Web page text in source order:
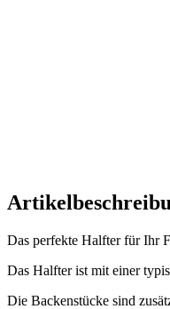
Das perfekte Halfter für Ihr
Das Halfter ist mit einer
Die Backenstücke sind